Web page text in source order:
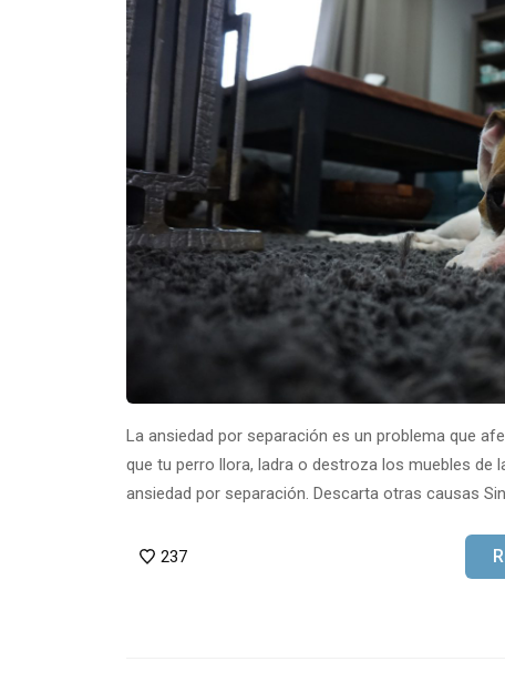
La ansiedad por separación es un problema que
que tu perro llora, ladra o destroza los muebles de
ansiedad por separación. Descarta otras causas
237